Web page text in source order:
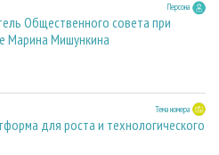
Персона
Общественного совета при
Марина Мишункина
Тема номера
для роста и технологического